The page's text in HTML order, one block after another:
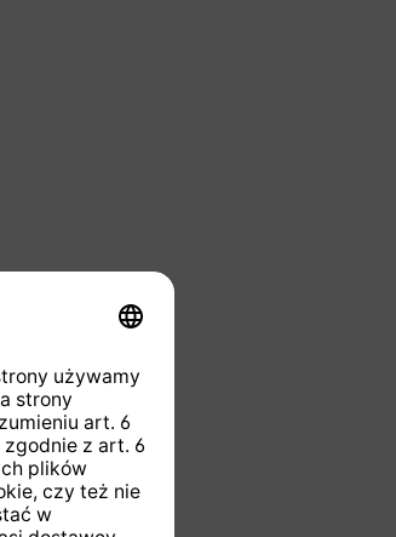
obecnie niedostępna.)